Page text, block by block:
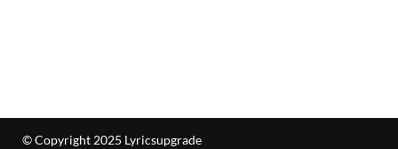
© Copyright 2025 Lyricsupgrade